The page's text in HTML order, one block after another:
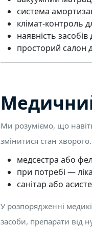
система
клімат-контроль
наявність
просторий салон
Ми розуміємо, що
змінитися стан
медсестра або
при потребі —
санітар або
У розпорядженні
засоби, препарати від